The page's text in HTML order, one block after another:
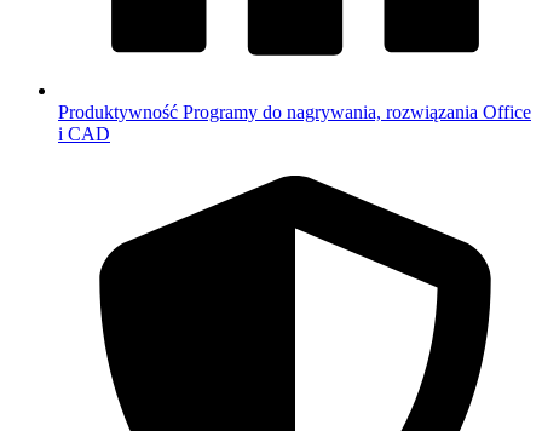
Produktywność Programy do nagrywania, rozwiązania Office
i CAD